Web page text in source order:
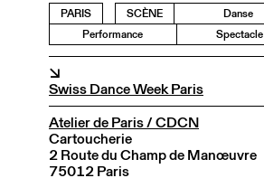
PARIS SCÈNE
Danse
Performance
Spectacle
↘
Swiss Dance Week Paris
Atelier de Paris / CDCN
Cartoucherie
2 Route du Champ de Manœuvre
75012 Paris